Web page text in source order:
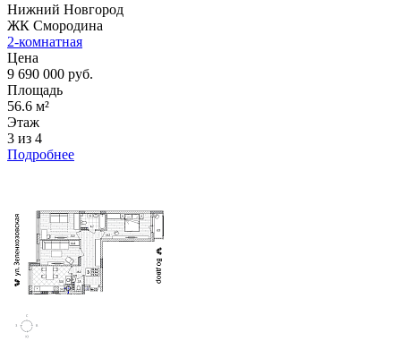
Нижний Новгород
ЖК Смородина
2-комнатная
Цена
9 690 000 руб.
Площадь
56.6 м²
Этаж
3 из 4
Подробнее